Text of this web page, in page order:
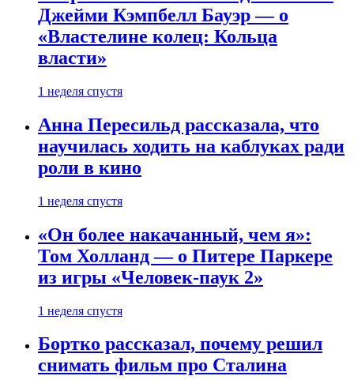
Джейми Кэмпбелл Бауэр — о
«Властелине колец: Кольца
власти»
1 неделя спустя
Анна Пересильд рассказала, что
научилась ходить на каблуках ради
роли в кино
1 неделя спустя
«Он более накачанный, чем я»:
Том Холланд — о Питере Паркере
из игры «Человек-паук 2»
1 неделя спустя
Бортко рассказал, почему решил
снимать фильм про Сталина